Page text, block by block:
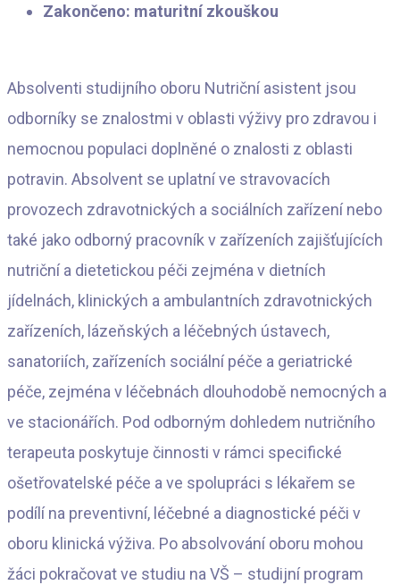
Zakončeno: maturitní zkouškou
Absolventi studijního oboru Nutriční asistent jsou
odborníky se znalostmi v oblasti výživy pro zdravou i
nemocnou populaci doplněné o znalosti z oblasti
potravin. Absolvent se uplatní ve stravovacích
provozech zdravotnických a sociálních zařízení nebo
také jako odborný pracovník v zařízeních zajišťujících
nutriční a dietetickou péči zejména v dietních
jídelnách, klinických a ambulantních zdravotnických
zařízeních, lázeňských a léčebných ústavech,
sanatoriích, zařízeních sociální péče a geriatrické
péče, zejména v léčebnách dlouhodobě nemocných a
ve stacionářích. Pod odborným dohledem nutričního
terapeuta poskytuje činnosti v rámci specifické
ošetřovatelské péče a ve spolupráci s lékařem se
podílí na preventivní, léčebné a diagnostické péči v
oboru klinická výživa. Po absolvování oboru mohou
žáci pokračovat ve studiu na VŠ – studijní program